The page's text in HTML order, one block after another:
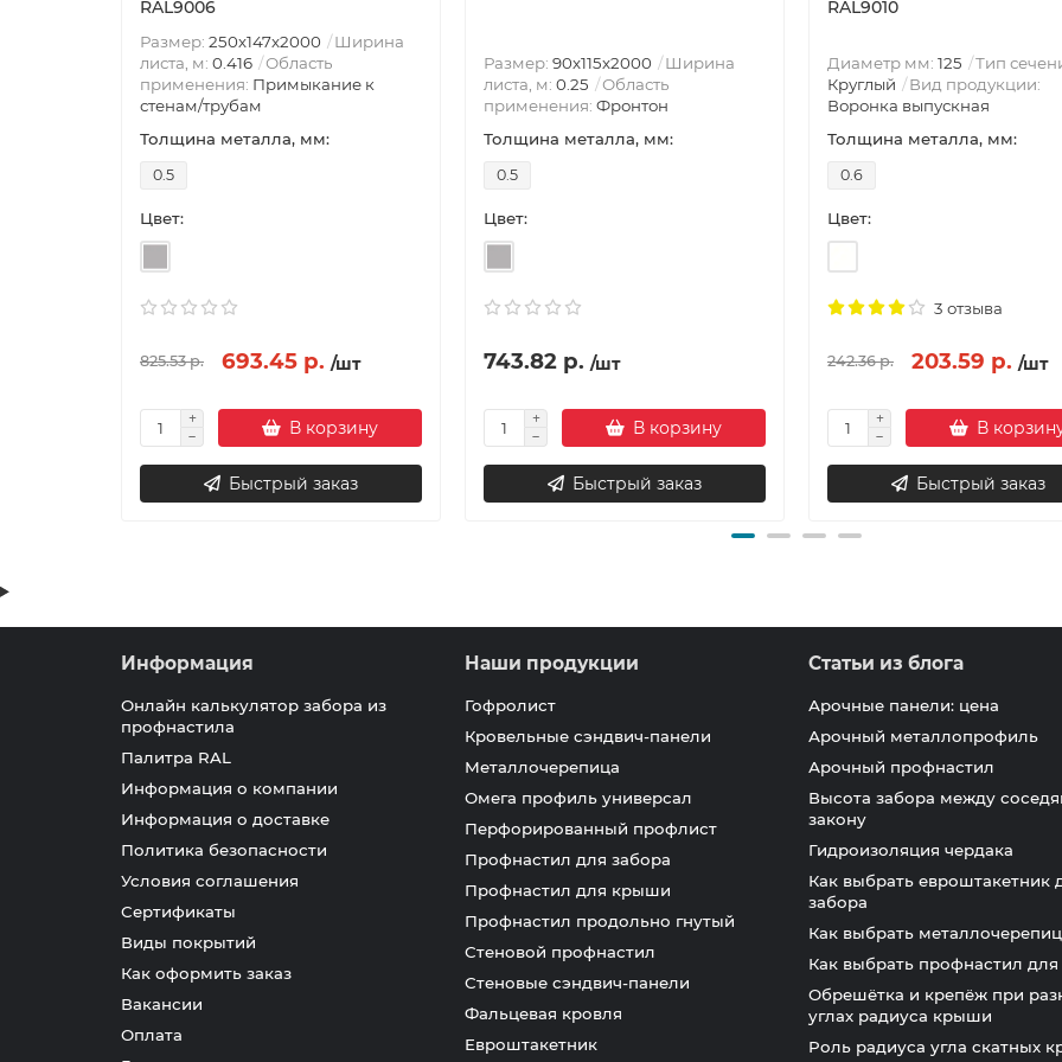
RAL9006
Размер: 250х147х2000
Ширина
листа, м: 0.416
Область
применения: Примыкание к
стенам/трубам
Толщина металла, мм:
0.5
Цвет:
825.53 р. 693.45 р. /шт
В корзину
Быстрый заказ
Размер: 90х115х2000
Ширина
листа, м: 0.25
Область
применения: Фронтон
Толщина металла, мм:
0.5
Цвет:
743.82 р. /шт
В корзину
Быстрый заказ
RAL9010
Диаметр мм: 125
Тип
Круглый
Вид продукции:
Воронка выпускная
Толщина металла, мм:
0.6
Цвет:
3 отзыва
242.36 р. 203.59 р. /шт
В
Быстрый заказ
Информация
Онлайн калькулятор забора из
профнастила
Палитра RAL
Информация о компании
Информация о доставке
Политика безопасности
Условия соглашения
Сертификаты
Виды покрытий
Как оформить заказ
Вакансии
Оплата
Наши продукции
Гофролист
Кровельные сэндвич-панели
Металлочерепица
Омега профиль универсал
Перфорированный профлист
Профнастил для забора
Профнастил для крыши
Профнастил продольно гнутый
Стеновой профнастил
Стеновые сэндвич-панели
Фальцевая кровля
Евроштакетник
Статьи из блога
Арочные панели: цена
Арочный металлопрофиль
Арочный профнастил
Высота забора между
закону
Гидроизоляция чердака
Как выбрать евроштакетник
забора
Как выбрать
Как выбрать профнастил
Обрешётка и крепёж при
углах радиуса крыши
Роль радиуса угла скатных